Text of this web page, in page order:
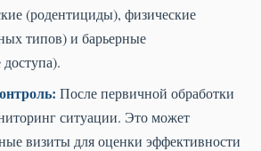
(родентициды), физические
типов) и барьерные
После первичной обработки
ситуации. Это может
визиты для оценки эффективности